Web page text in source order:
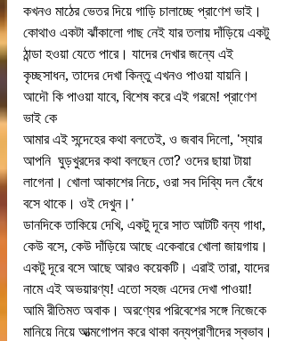
কখনও মাঠের ভেতর দিয়ে গাড়ি চালাচ্ছে প্রাণেশ ভাই।
কোথাও একটা ঝাঁকালো গাছ নেই যার তলায় দাঁড়িয়ে একটু
ঠান্ডা হওয়া যেতে পারে। যাদের দেখার জন্যে এই
কৃচ্ছসাধন, তাদের দেখা কিন্তু এখনও পাওয়া যায়নি।
আদৌ কি পাওয়া যাবে, বিশেষ করে এই গরমে! প্রাণেশ
ভাই কে
আমার এই সন্দেহের কথা বলতেই, ও জবাব দিলো, 'স্যার
আপনি  ঘুড়খুরদের কথা বলছেন তো? ওদের ছায়া টায়া
লাগেনা। খোলা আকাশের নিচে, ওরা সব দিব্যি দল বেঁধে
বসে থাকে। ওই দেখুন।'
ডানদিকে তাকিয়ে দেখি, একটু দূরে সাত আটটি বন্য গাধা,
কেউ বসে, কেউ দাঁড়িয়ে আছে একেবারে খোলা জায়গায়।
একটু দূরে বসে আছে আরও কয়েকটি। এরাই তারা, যাদের
নামে এই অভয়ারণ্য! এতো সহজ এদের দেখা পাওয়া!
আমি রীতিমত অবাক। অরণ্যের পরিবেশের সঙ্গে নিজেকে
মানিয়ে নিয়ে আত্মগোপন করে থাকা বন্যপ্রাণীদের স্বভাব।